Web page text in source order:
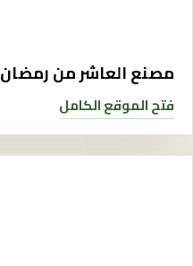
مصنع العاشر من رمضان
فتح الموقع الكامل